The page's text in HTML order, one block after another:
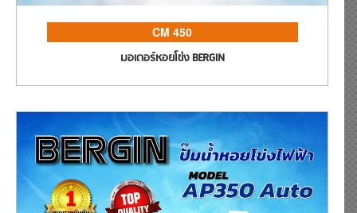
CM 450
มอเตอร์หอยโข่ง BERGIN